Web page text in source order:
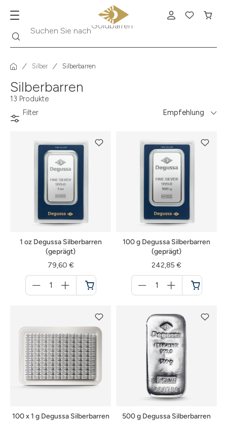
Suchen Sie nach Krügerrand
Silber Silberbarren
Silberbarren
13 Produkte
Filter
Empfehlung
1 oz Degussa Silberbarren
(geprägt)
79,60 €
für
Warenkorb
100 g Degussa Silberbarren
(geprägt)
242,85 €
für
Warenkorb
100 x 1 g Degussa Silberbarren
500 g Degussa Silberbarren